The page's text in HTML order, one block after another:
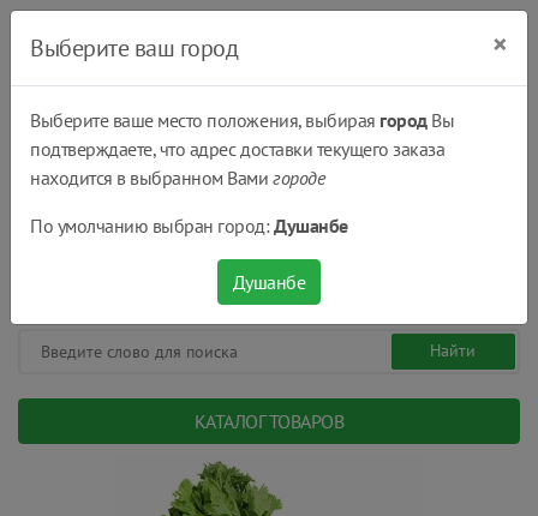
КАТАЛОГ ТОВАРОВ
Выберите ваш город ×
Выберите ваше место положения, выбирая городВы
подтверждаете, что адрес доставки текущего заказа
находится в выбранном Вамигороде
По умолчанию выбран город:Душанбе
Душанбе